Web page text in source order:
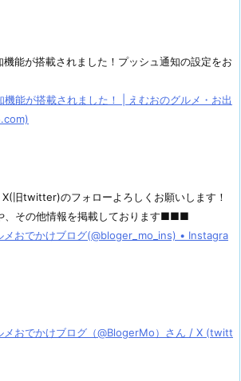
能が搭載されました！プッシュ通知の設定をお
機能が搭載されました！ | えむおのグルメ・お出
旧twitter)のフォローよろしくお願いします！
、その他情報を掲載しております■■■
メおでかけブログ(@bloger_mo_ins) • Instagra
メおでかけブログ（@BlogerMo）さん / X (twitt